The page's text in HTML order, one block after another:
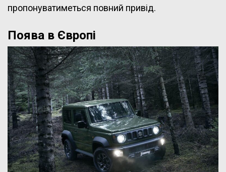
пропонуватиметься повний привід.
Поява в Європі